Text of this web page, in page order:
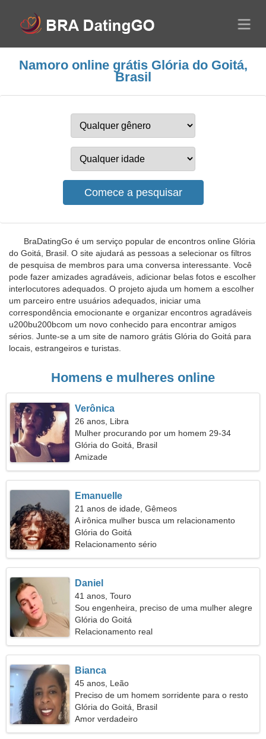
Namoro online grátis Glória do Goitá,
Brasil
BraDatingGo é um serviço popular de encontros online Glória
do Goitá, Brasil. O site ajudará as pessoas a selecionar os filtros
de pesquisa de membros para uma conversa interessante. Você
pode fazer amizades agradáveis, adicionar belas fotos e escolher
interlocutores adequados. O projeto ajuda um homem a escolher
um parceiro entre usuários adequados, iniciar uma
correspondência emocionante e organizar encontros agradáveis
u200bu200bcom um novo conhecido para encontrar amigos
sérios. Junte-se a um site de namoro grátis Glória do Goitá para
locais, estrangeiros e turistas.
Homens e mulheres online
Verônica
26 anos, Libra
Mulher procurando por um homem 29-34
Glória do Goitá, Brasil
Amizade
Emanuelle
21 anos de idade, Gêmeos
A irônica mulher busca um relacionamento
duradouro
Glória do Goitá
Relacionamento sério
Daniel
41 anos, Touro
Sou engenheira, preciso de uma mulher alegre
Glória do Goitá
Relacionamento real
Bianca
45 anos, Leão
Preciso de um homem sorridente para o resto
da vida
Glória do Goitá, Brasil
Amor verdadeiro